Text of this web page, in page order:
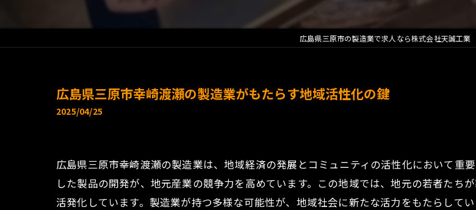
広島県三原市の製造業で求人なら株式会社天誠工業
広島県三原市幸崎渡瀬の製造業がもたらす地域活性化の鍵
2025/04/25
広島県三原市幸崎渡瀬の製造業は、地域経済の発展とコミュニティの活性化において重
した製品の開発が、地元産業の競争力を高めています。この地域では、地元の若者たち
活発化しています。製造業が持つ多様な可能性が、地域社会に新たな活力をもたらしてい